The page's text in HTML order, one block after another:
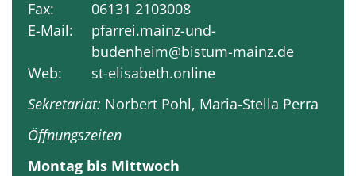
Fax:
06131 2103008
E-Mail:
pfarrei.mainz-und-
budenheim@bistum-mainz.de
Web:
st-elisabeth.online
Sekretariat: Norbert Pohl, Maria-Stella Perra
Öffnungszeiten
Montag bis Mittwoch